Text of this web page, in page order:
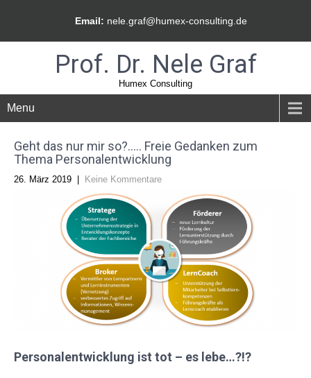
Email: nele.graf@humex-consulting.de
Prof. Dr. Nele Graf
Humex Consulting
Menu
Geht das nur mir so?….. Freie Gedanken zum
Thema Personalentwicklung
26. März 2019 Keine Kommentare
Personalentwicklung ist tot – es lebe…?!?